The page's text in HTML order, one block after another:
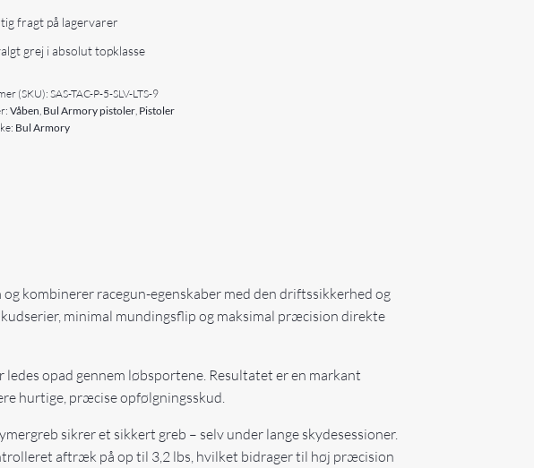
fragt på lagervarer
grej i absolut topklasse
(SKU):SAS-TAC-P-5-SLV-LTS-9
Våben, Bul Armory pistoler, Pistoler
Bul Armory
kombinerer racegun-egenskaber med den driftssikkerhed og
minimal mundingsflip og maksimal præcision direkte
opad gennem løbsportene. Resultatet er en markant
hurtige, præcise opfølgningsskud.
sikrer et sikkert greb – selv under lange skydesessioner.
aftræk på op til 3,2 lbs, hvilket bidrager til høj præcision